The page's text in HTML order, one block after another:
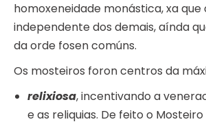
homoxeneidade monástica, xa
independente dos demais, aínda
da orde fosen comúns.
Os mosteiros foron centros da
relixiosa, incentivando a
e as reliquias. De feito o